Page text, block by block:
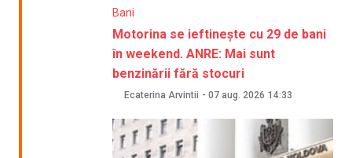
Bani
Motorina se ieftinește cu 29 de bani
în weekend. ANRE: Mai sunt
benzinării fără stocuri
Ecaterina Arvintii - 07 aug. 2026 14:33